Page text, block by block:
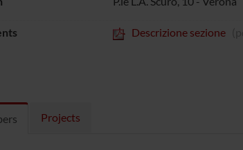
Descrizione sezione
Projects